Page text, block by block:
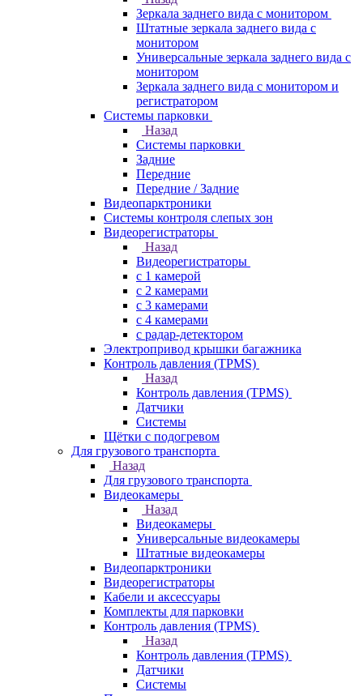
Зеркала заднего вида с монитором
Штатные зеркала заднего вида с
монитором
Универсальные зеркала заднего вида с
монитором
Зеркала заднего вида с монитором и
регистратором
Системы парковки
Назад
Системы парковки
Задние
Передние
Передние / Задние
Видеопарктроники
Системы контроля слепых зон
Видеорегистраторы
Назад
Видеорегистраторы
с 1 камерой
с 2 камерами
с 3 камерами
с 4 камерами
с радар-детектором
Электропривод крышки багажника
Контроль давления (TPMS)
Назад
Контроль давления (TPMS)
Датчики
Системы
Щётки с подогревом
Для грузового транспорта
Назад
Для грузового транспорта
Видеокамеры
Назад
Видеокамеры
Универсальные видеокамеры
Штатные видеокамеры
Видеопарктроники
Видеорегистраторы
Кабели и аксессуары
Комплекты для парковки
Контроль давления (TPMS)
Назад
Контроль давления (TPMS)
Датчики
Системы